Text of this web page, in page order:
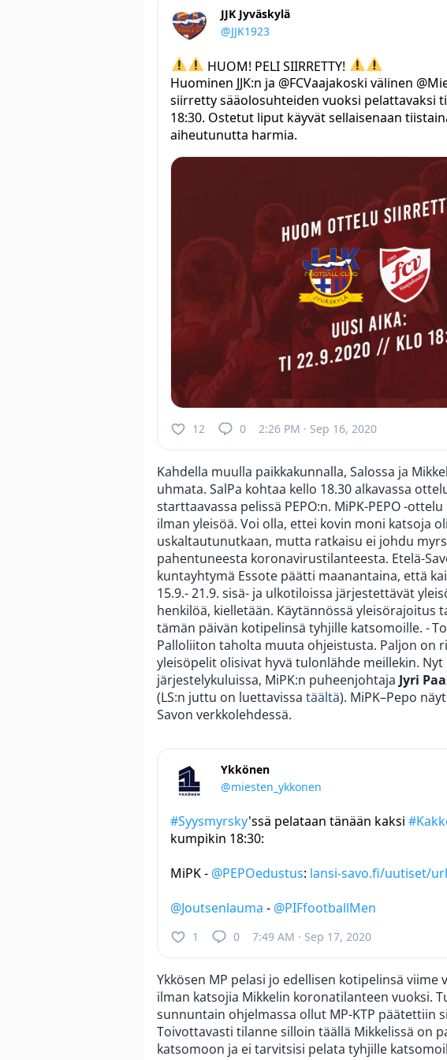
JJK Jyväskylä
@JJK1923
HUOM! PELI SIIRRETTY!
Huominen JJK:n ja @FCVaajakoski välinen
siirretty sääolosuhteiden vuoksi pelattavaksi
18:30. Ostetut liput käyvät sellaisenaan
aiheutunutta harmia.
12 0 2:26 PM · Sep 16, 2020
Kahdella muulla paikkakunnalla, Salossa ja
uhmata. SalPa kohtaa kello 18.30 alkavassa
starttaavassa pelissä PEPO:n. MiPK-PEPO -
ilman yleisöä. Voi olla, ettei kovin moni katsoja
uskaltautunutkaan, mutta ratkaisu ei johdu
pahentuneesta koronavirustilanteesta. Etelä-
kuntayhtymä Essote päätti maanantaina, että
15.9.- 21.9. sisä- ja ulkotiloissa järjestettävät
henkilöä, kielletään. Käytännössä yleisörajoitus
tämän päivän kotipelinsä tyhjille katsomoille. -
Palloliiton taholta muuta ohjeistusta. Paljon on
yleisöpelit olisivat hyvä tulonlähde meillekin.
järjestelykuluissa, MiPK:n puheenjohtaja Jyri
(LS:n juttu on luettavissa täältä). MiPK–Pepo
Savon verkkolehdessä.
Ykkönen
@miesten_ykkonen
#Syysmyrsky'ssä pelataan tänään kaksi
kumpikin 18:30:
MiPK - @PEPOedustus: lansi-savo.fi/uutiset/
@Joutsenlauma - @PIFfootballMen
1 0 7:49 AM · Sep 17, 2020
Ykkösen MP pelasi jo edellisen kotipelinsä viime
ilman katsojia Mikkelin koronatilanteen vuoksi.
sunnuntain ohjelmassa ollut MP-KTP päätettiin
Toivottavasti tilanne silloin täällä Mikkelissä on
katsomoon ja ei tarvitsisi pelata tyhjille